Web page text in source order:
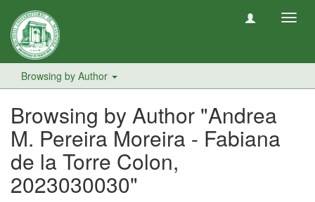
Browsing by Author
Browsing by Author "Andrea
M. Pereira Moreira - Fabiana
de la Torre Colon,
2023030030"